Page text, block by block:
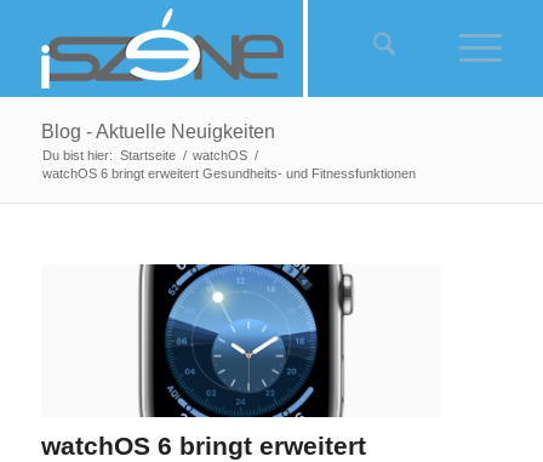
Blog - Aktuelle Neuigkeiten
Du bist hier: Startseite / watchOS /
watchOS 6 bringt erweitert Gesundheits- und Fitnessfunktionen
watchOS 6 bringt erweitert